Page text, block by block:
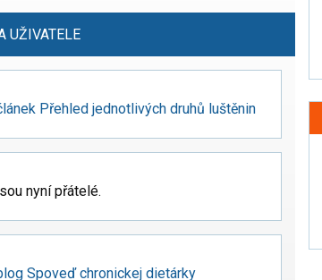
UŽIVATELE
Přehled jednotlivých druhů luštěnin
nyní přátelé.
Spoveď chronickej dietárky